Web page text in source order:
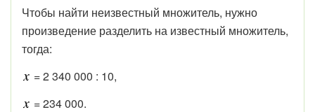
Чтобы найти неизвестный множитель, нужно
произведение разделить на известный множитель,
тогда:
= 2 340 000 : 10,
= 234 000.